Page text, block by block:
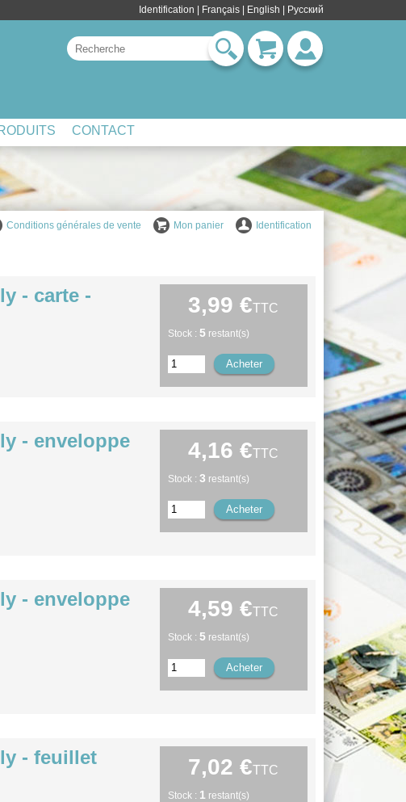
Identification Français English | Pусский
CONTACT
Conditions générales de vente Mon panier Identification
- carte - 3,99 €TTC
Stock : 5restant(s)
- enveloppe
4,16 €TTC
Stock : 3 restant(s)
- enveloppe
4,59 €TTC
Stock : 5restant(s)
- feuillet
7,02 €TTC
Stock : 1restant(s)